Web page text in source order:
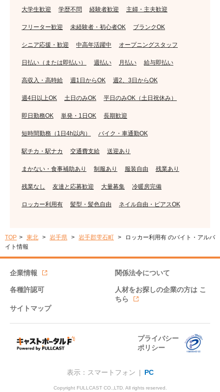
大学生歓迎 学歴不問 経験者歓迎 主婦・主夫歓迎
フリーター歓迎 未経験者・初心者OK ブランクOK
シニア応援・歓迎 中高年活躍中 オープニングスタッフ
日払い（または即払い） 週払い 月払い 給与即払い
高収入・高時給 週1日からOK 週2、3日からOK
週4日以上OK 土日のみOK 平日のみOK（土日祝休み）
即日勤務OK 単発・1日OK 長期歓迎
短時間勤務（1日4h以内） バイク・車通勤OK
駅チカ・駅ナカ 交通費支給 送迎あり
まかない・食事補助あり 制服あり 服装自由 残業あり
残業なし 友達と応募歓迎 大量募集 冷暖房完備
ロッカー利用有 髪型・髪色自由 ネイル自由・ピアスOK
TOP 東北 岩手県 岩手郡雫石町
ロッカー利用有 のバイト・アルバ
イト情報
企業情報 関係法令について
各種許認可 人材をお探しの企業の方は こ
ちら
サイトマップ
プライバシー
ポリシー
表示：スマートフォン | PC
Copyright FULLCAST CO.,LTD. All rights reserved.